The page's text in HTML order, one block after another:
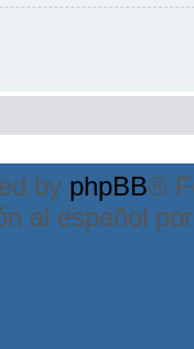
by phpBB®
al español